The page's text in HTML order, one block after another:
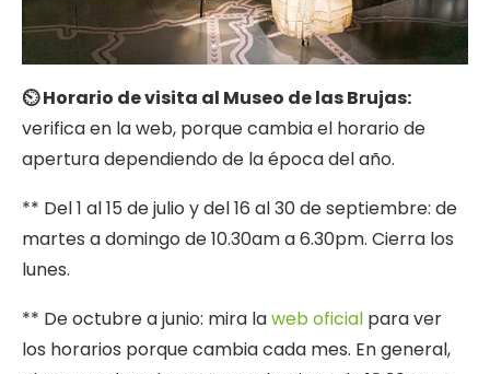
⏲ Horario de visita al Museo de las Brujas:
verifica en la web, porque cambia el horario de
apertura dependiendo de la época del año.
** Del 1 al 15 de julio y del 16 al 30 de septiembre: de
martes a domingo de 10.30am a 6.30pm. Cierra los
lunes.
** De octubre a junio: mira laweb oficial para ver
los horarios porque cambia cada mes. En general,